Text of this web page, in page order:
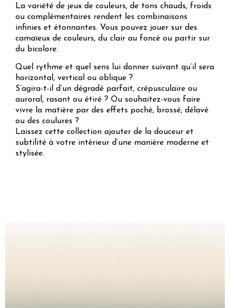
La variété de jeux de couleurs, de tons chauds, froids
ou complémentaires rendent les combinaisons
infinies et étonnantes. Vous pouvez jouer sur des
camaïeux de couleurs, du clair au foncé ou partir sur
du bicolore.
Quel rythme et quel sens lui donner suivant qu’il sera
horizontal, vertical ou oblique ?
S’agira-t-il d’un dégradé parfait, crépusculaire ou
auroral, rasant ou étiré ? Ou souhaitez-vous faire
vivre la matière par des effets poché, brossé, délavé
ou des coulures ?
Laissez cette collection ajouter de la douceur et
subtilité à votre intérieur d’une manière moderne et
stylisée.